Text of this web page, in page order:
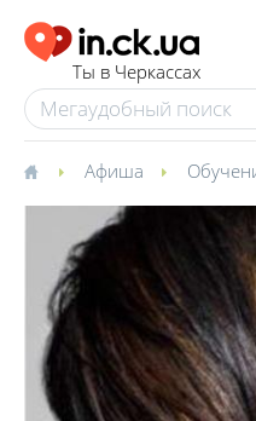
Ты в Черкассах
Афиша